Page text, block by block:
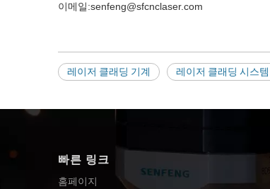
이메일:senfeng@sfcnclaser.com
레이저 클래딩 기계 레이저 클래딩 시스템
빠른 링크
홈페이지